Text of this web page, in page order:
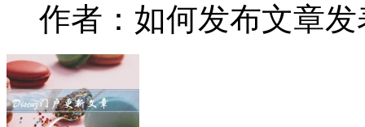
作者：如何发布文章发